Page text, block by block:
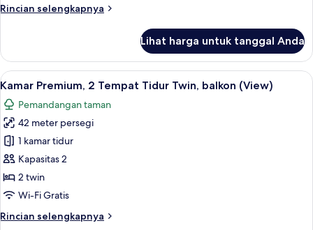
Twin,
Rincian selengkapnya
Rincian
Kamar
Deluks,
2
Tempat
Tidur
Twin,
balkon
(View)
Lihat harga untuk tanggal Anda
Lihat
semua
foto
untuk
Kamar
Premium,
2
Tempat
Twin,
Minibar, brankas, meja kerja, dan
8
Kamar Premium, 2 Tempat Tidur Twin, balkon (View)
Pemandangan taman
42 meter persegi
1 kamar tidur
Kapasitas 2
2 twin
Wi-Fi Gratis
Rincian selengkapnya
Rincian